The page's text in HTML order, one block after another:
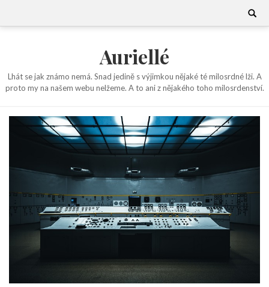
Search
Auriellé
Lhát se jak známo nemá. Snad jedině s výjimkou nějaké té milosrdné lži. A
proto my na našem webu nelžeme. A to ani z nějakého toho milosrdenství.